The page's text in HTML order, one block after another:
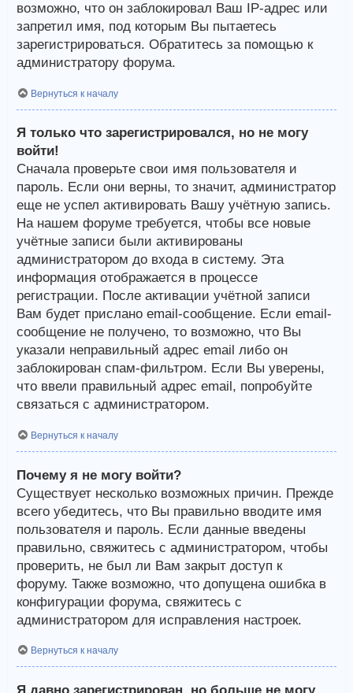
возможно, что он заблокировал Ваш IP-адрес или
запретил имя, под которым Вы пытаетесь
зарегистрироваться. Обратитесь за помощью к
администратору форума.
Вернуться к началу
Я только что зарегистрировался, но не могу
войти!
Сначала проверьте свои имя пользователя и
пароль. Если они верны, то значит, администратор
еще не успел активировать Вашу учётную запись.
На нашем форуме требуется, чтобы все новые
учётные записи были активированы
администратором до входа в систему. Эта
информация отображается в процессе
регистрации. После активации учётной записи
Вам будет прислано email-сообщение. Если email-
сообщение не получено, то возможно, что Вы
указали неправильный адрес email либо он
заблокирован спам-фильтром. Если Вы уверены,
что ввели правильный адрес email, попробуйте
связаться с администратором.
Вернуться к началу
Почему я не могу войти?
Существует несколько возможных причин. Прежде
всего убедитесь, что Вы правильно вводите имя
пользователя и пароль. Если данные введены
правильно, свяжитесь с администратором, чтобы
проверить, не был ли Вам закрыт доступ к
форуму. Также возможно, что допущена ошибка в
конфигурации форума, свяжитесь с
администратором для исправления настроек.
Вернуться к началу